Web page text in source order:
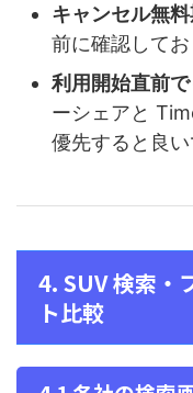
キャンセル無
前に確認してお
利用開始直前
ーシェアと
優先すると良
4. SUV 検索・
ト比較